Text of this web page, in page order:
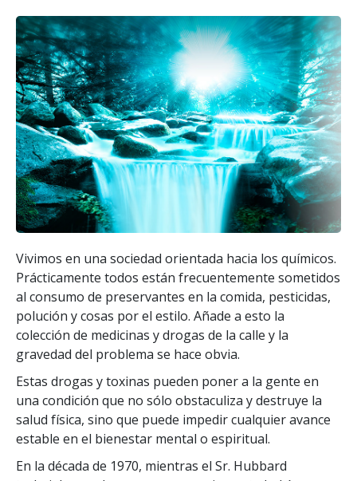
Vivimos en una sociedad orientada hacia los químicos.
Prácticamente todos están frecuentemente sometidos
al consumo de preservantes en la comida, pesticidas,
polución y cosas por el estilo. Añade a esto la
colección de medicinas y drogas de la calle y la
gravedad del problema se hace obvia.
Estas drogas y toxinas pueden poner a la gente en
una condición que no sólo obstaculiza y destruye la
salud física, sino que puede impedir cualquier avance
estable en el bienestar mental o espiritual.
En la década de 1970, mientras el Sr. Hubbard